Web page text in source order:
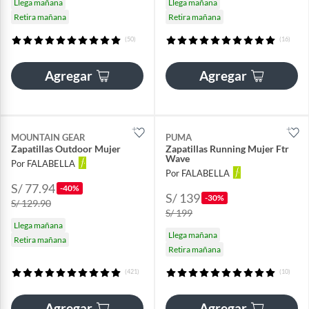
Llega mañana
Retira mañana
(50)
Agregar
Llega mañana
Retira mañana
(16)
Agregar
MOUNTAIN GEAR
Zapatillas Outdoor Mujer
Por FALABELLA
S/ 77.94 -40%
S/ 129.90
Llega mañana
Retira mañana
(421)
PUMA
Zapatillas Running Mujer Ftr
Wave
Por FALABELLA
S/ 139 -30%
S/ 199
Llega mañana
Retira mañana
(10)